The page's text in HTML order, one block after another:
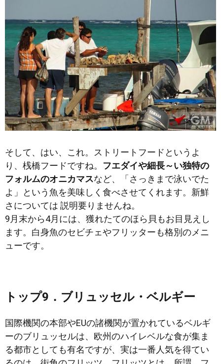
そして、はい、これ。ストリートフードというよ
り、桟橋フードですね。 フエダイや細長～い独特の
フォルムのオニカマスなど、「さっきまで泳いでた
よ」という魚を美味しく食べさせてくれます。新鮮
さについては 説明要りませんね。
9月末から4月には、獲れたてのほら貝もお目見えし
ます。白身魚のセビチェやフリッターも格別のメニ
ューです。
トップ9．ブリュッセル・ベルギー
国際機関の本部やEUの諸機関が置かれているベルギ
ーのブリュッセルは、欧州のハイレベルな食が集ま
る都市としても有名ですが、実は一番人気を得てい